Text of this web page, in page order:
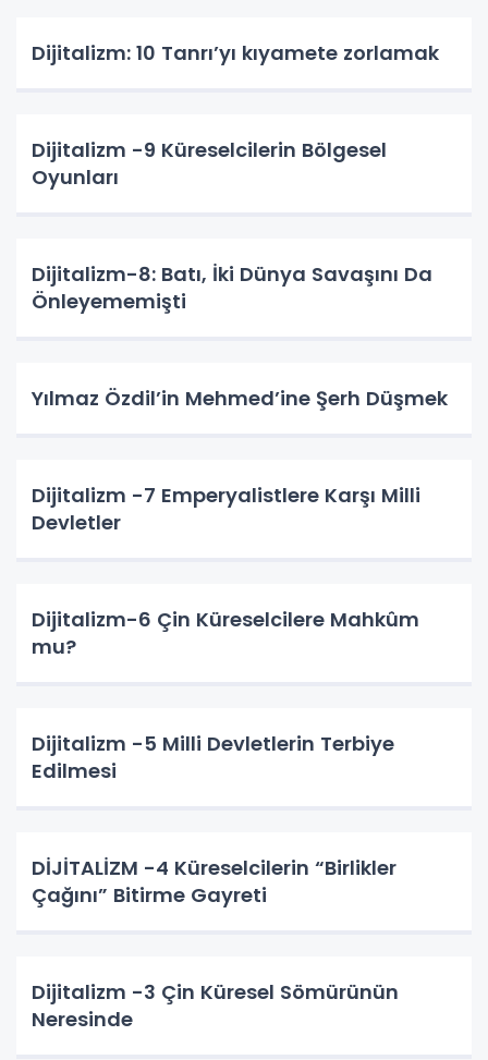
Dijitalizm: 10 Tanrı’yı kıyamete zorlamak
Dijitalizm -9 Küreselcilerin Bölgesel
Oyunları
Dijitalizm-8: Batı, İki Dünya Savaşını Da
Önleyememişti
Yılmaz Özdil’in Mehmed’ine Şerh Düşmek
Dijitalizm -7 Emperyalistlere Karşı Milli
Devletler
Dijitalizm-6 Çin Küreselcilere Mahkûm
mu?
Dijitalizm -5 Milli Devletlerin Terbiye
Edilmesi
DİJİTALİZM -4 Küreselcilerin “Birlikler
Çağını” Bitirme Gayreti
Dijitalizm -3 Çin Küresel Sömürünün
Neresinde